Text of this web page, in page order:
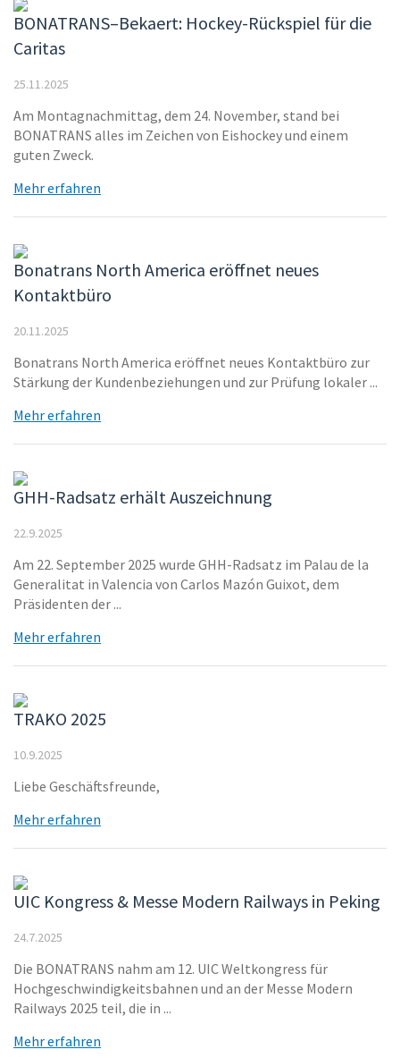
BONATRANS–Bekaert: Hockey-Rückspiel für die
Caritas
25.11.2025
Am Montagnachmittag, dem 24. November, stand bei
BONATRANS alles im Zeichen von Eishockey und einem
guten Zweck.
Mehr erfahren
Bonatrans North America eröffnet neues
Kontaktbüro
20.11.2025
Bonatrans North America eröffnet neues Kontaktbüro zur
Stärkung der Kundenbeziehungen und zur Prüfung lokaler ...
Mehr erfahren
GHH-Radsatz erhält Auszeichnung
22.9.2025
Am 22. September 2025 wurde GHH-Radsatz im Palau de la
Generalitat in Valencia von Carlos Mazón Guixot, dem
Präsidenten der ...
Mehr erfahren
TRAKO 2025
10.9.2025
Liebe Geschäftsfreunde,
Mehr erfahren
UIC Kongress & Messe Modern Railways in Peking
24.7.2025
Die BONATRANS nahm am 12. UIC Weltkongress für
Hochgeschwindigkeitsbahnen und an der Messe Modern
Railways 2025 teil, die in ...
Mehr erfahren